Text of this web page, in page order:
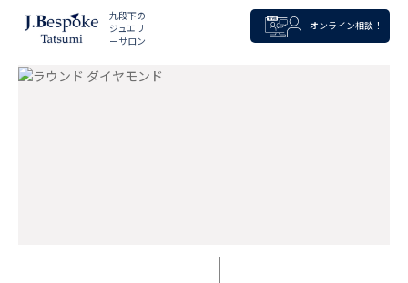
九段下の
ジュエリ
ーサロン
オンライン相談！